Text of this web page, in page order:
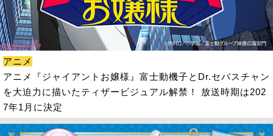
アニメ
アニメ『ジャイアントお嬢様』富士動機子とDr.セバスチャン
を大迫力に描いたティザービジュアル解禁！ 放送時期は202
7年1月に決定